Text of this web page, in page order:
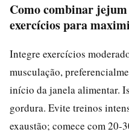
Como combinar
exercícios para
Integre exercícios
musculação,
início da janela alimentar.
gordura. Evite treinos
exaustão; comece com 20-